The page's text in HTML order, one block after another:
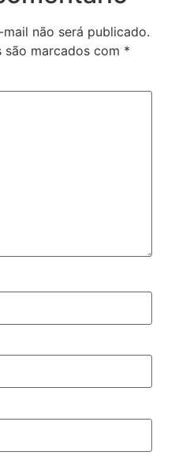
não será publicado.
marcados com *